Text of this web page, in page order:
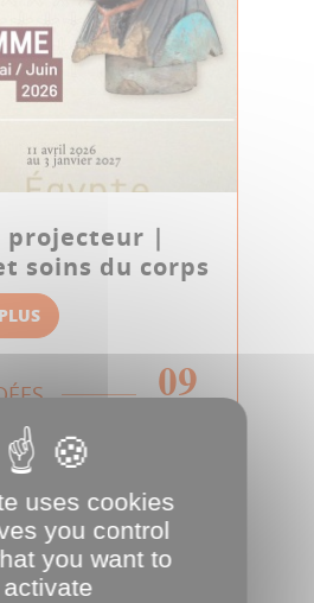
projecteur |
soins du corps
09
uses cookies
you control
you want to
activate